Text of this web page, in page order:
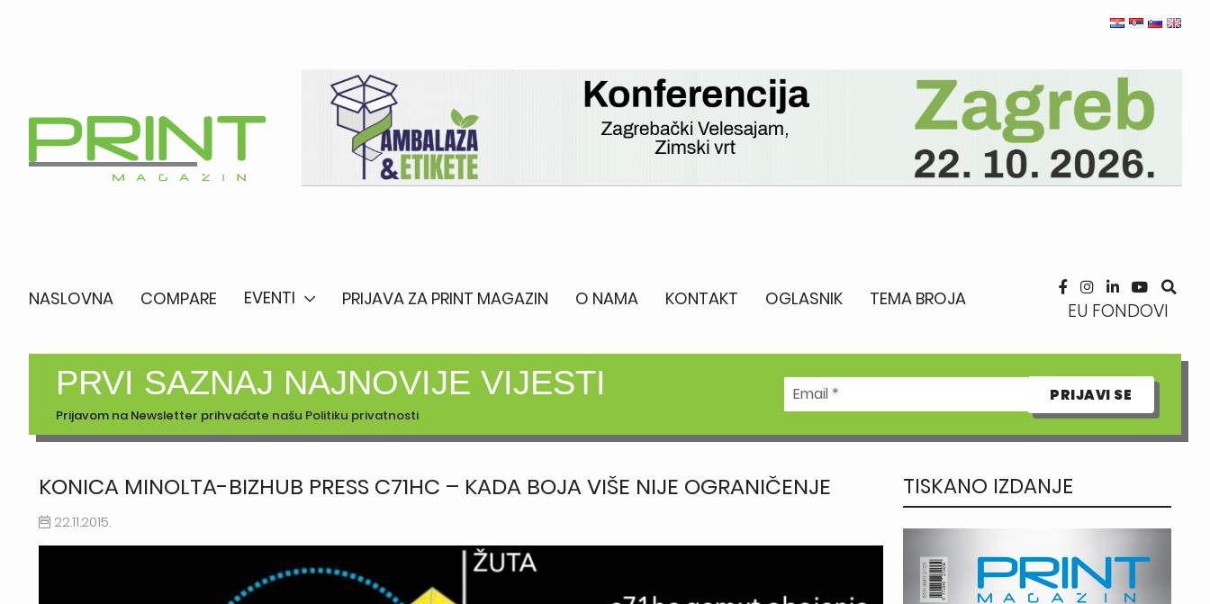
NASLOVNA COMPARE EVENTI PRIJAVA ZA PRINT MAGAZIN O NAMA KONTAKT OGLASNIK TEMA BROJA
EU FONDOVI
PRVI SAZNAJ NAJNOVIJE VIJESTI
Prijavom na Newsletter prihvaćate našu Politiku privatnosti
KONICA MINOLTA-BIZHUB PRESS C71HC – KADA BOJA VIŠE NIJE OGRANIČENJE
22.11.2015.
TISKANO IZDANJE